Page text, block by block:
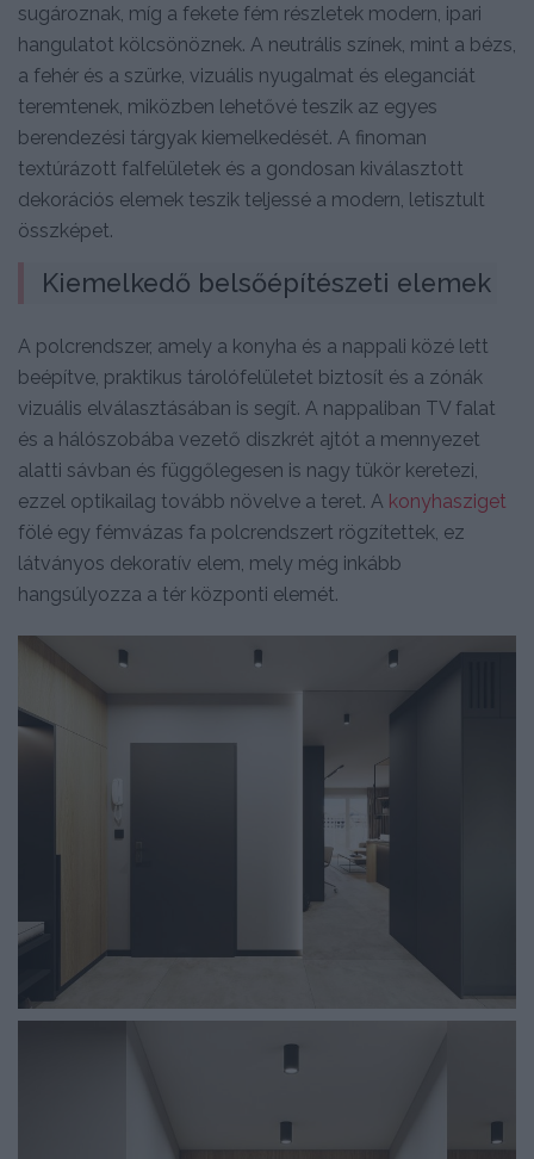
sugároznak, míg a fekete fém részletek modern, ipari
hangulatot kölcsönöznek. A neutrális színek, mint a bézs,
a fehér és a szürke, vizuális nyugalmat és eleganciát
teremtenek, miközben lehetővé teszik az egyes
berendezési tárgyak kiemelkedését. A finoman
textúrázott falfelületek és a gondosan kiválasztott
dekorációs elemek teszik teljessé a modern, letisztult
összképet.
Kiemelkedő belsőépítészeti elemek
A polcrendszer, amely a konyha és a nappali közé lett
beépítve, praktikus tárolófelületet biztosít és a zónák
vizuális elválasztásában is segít. A nappaliban TV falat
és a hálószobába vezető diszkrét ajtót a mennyezet
alatti sávban és függőlegesen is nagy tükör keretezi,
ezzel optikailag tovább növelve a teret. A konyhasziget
fölé egy fémvázas fa polcrendszert rögzítettek, ez
látványos dekoratív elem, mely még inkább
hangsúlyozza a tér központi elemét.